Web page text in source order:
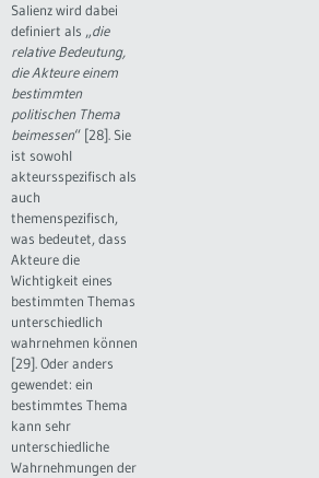
Salienz wird dabei
definiert als „die
relative Bedeutung,
die Akteure einem
bestimmten
politischen Thema
beimessen“ [28]. Sie
ist sowohl
akteursspezifisch als
auch
themenspezifisch,
was bedeutet, dass
Akteure die
Wichtigkeit eines
bestimmten Themas
unterschiedlich
wahrnehmen können
[29]. Oder anders
gewendet: ein
bestimmtes Thema
kann sehr
unterschiedliche
Wahrnehmungen der